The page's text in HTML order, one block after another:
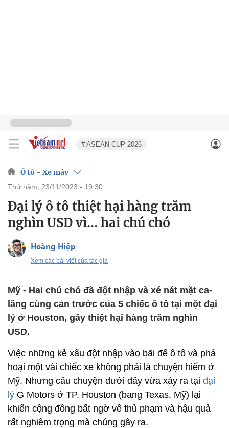
# ASEAN CUP 2026
Ô tô - Xe máy
thứ năm, 23/11/2023 - 19:30
Đại lý ô tô thiệt hại hàng trăm
nghìn USD vì... hai chú chó
Hoàng Hiệp
Xem các bài viết của tác giả
Mỹ - Hai chú chó đã đột nhập và xé nát mặt ca-
lăng cùng cản trước của 5 chiếc ô tô tại một đại
lý ở Houston, gây thiệt hại hàng trăm nghìn
USD.
Việc những kẻ xấu đột nhập vào bãi để ô tô và phá
hoại một vài chiếc xe không phải là chuyện hiếm ở
Mỹ. Nhưng câu chuyện dưới đây vừa xảy ra tại đại
lý G Motors ở TP. Houston (bang Texas, Mỹ) lại
khiến cộng đồng bất ngờ về thủ phạm và hậu quả
rất nghiêm trọng mà chúng gây ra.